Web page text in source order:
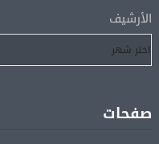
لإتمام انتقاله إلى طرابزون سبور
الأرشيف
صفحات